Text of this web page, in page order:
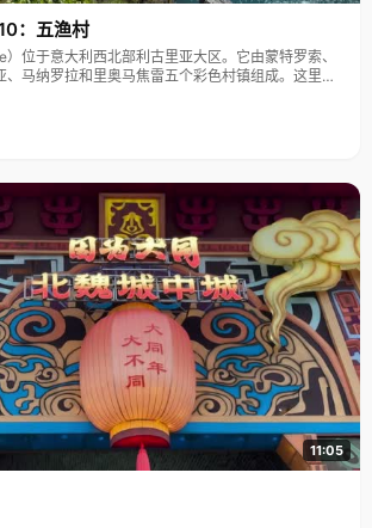
：五渔村
位于意大利西北部利古里亚大区。它由蒙特罗索、
、马纳罗拉和里奥马焦雷五个彩色村镇组成。这里依
1997年被列为世界文化遗产。
11:05